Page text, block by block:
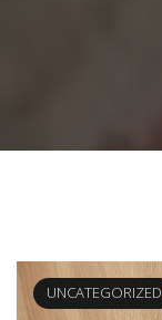
UNCATEGORIZED